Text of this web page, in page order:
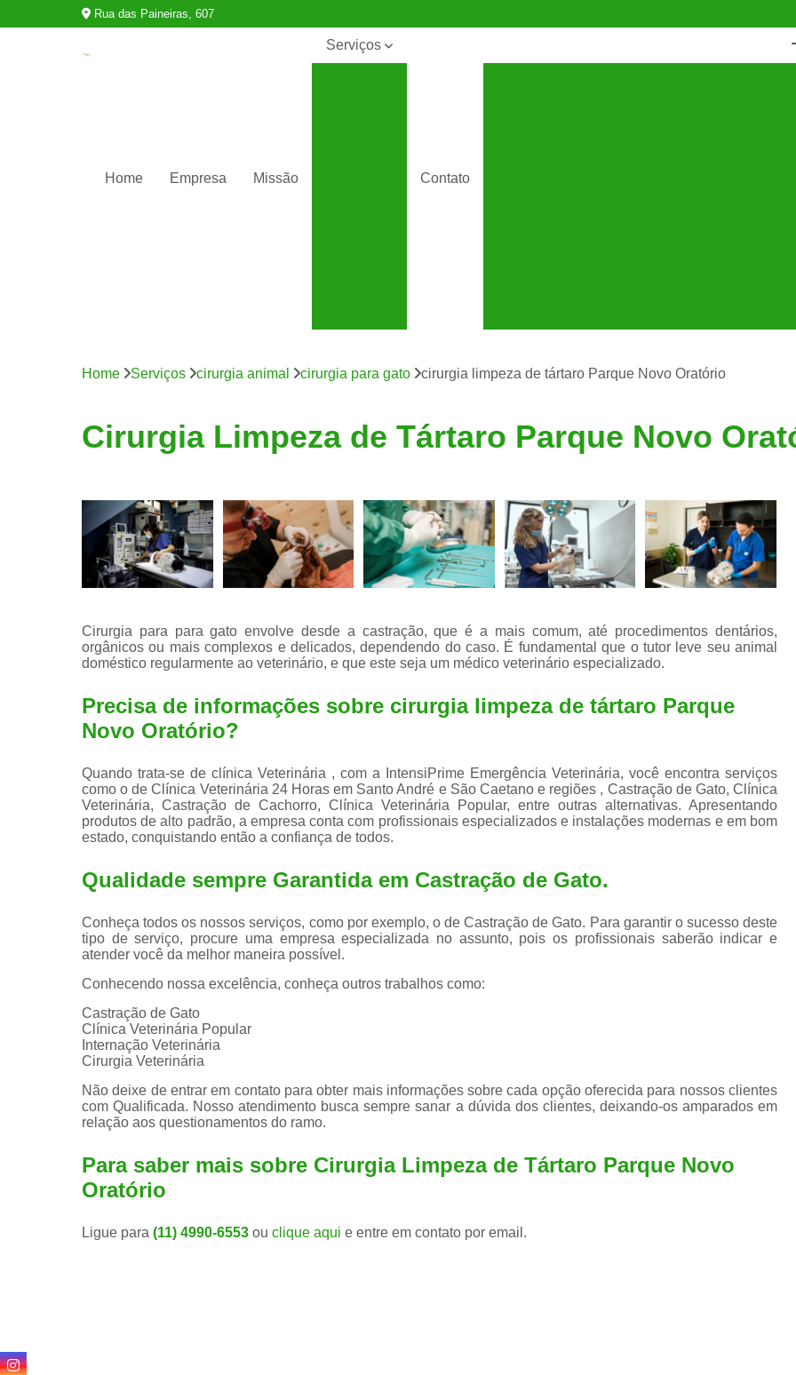
Rua das Paineiras, 607
Home Empresa Missão
Serviços
animais
para
tártaro
Contato
Clínica Veterinária Especializada em Cães
Clínica Veterinária Santo André
Consulta de
Consulta Médica
Consulta Médica Veterinária para
Consulta para
Consulta para Animais Silvestres São
Consulta para Silvestres
Exame de Endoscopia Veterinária
Exame de Raio X para Animais
Exame de Ultrassom para
Exame para Animais Santo André
Internação para Cães e
Limpeza Tártaro Santo André
Limpeza
Home Serviços cirurgia animal cirurgia para gato cirurgia limpeza de tártaro Parque Novo Oratório
Cirurgia Limpeza de Tártaro Parque Novo
Cirurgia para para gato envolve desde a castração, que é a mais comum, até procedimentos dentários,
orgânicos ou mais complexos e delicados, dependendo do caso. É fundamental que o tutor leve seu animal
doméstico regularmente ao veterinário, e que este seja um médico veterinário especializado.
Precisa de informações sobre cirurgia limpeza de tártaro Parque
Novo Oratório?
Quando trata-se de clínica Veterinária , com a IntensiPrime Emergência Veterinária, você encontra serviços
como o de Clínica Veterinária 24 Horas em Santo André e São Caetano e regiões , Castração de Gato, Clínica
Veterinária, Castração de Cachorro, Clínica Veterinária Popular, entre outras alternativas. Apresentando
produtos de alto padrão, a empresa conta com profissionais especializados e instalações modernas e em bom
estado, conquistando então a confiança de todos.
Qualidade sempre Garantida em Castração de Gato.
Conheça todos os nossos serviços, como por exemplo, o de Castração de Gato. Para garantir o sucesso deste
tipo de serviço, procure uma empresa especializada no assunto, pois os profissionais saberão indicar e
atender você da melhor maneira possível.
Conhecendo nossa excelência, conheça outros trabalhos como:
Castração de Gato
Clínica Veterinária Popular
Internação Veterinária
Cirurgia Veterinária
Não deixe de entrar em contato para obter mais informações sobre cada opção oferecida para nossos clientes
com Qualificada. Nosso atendimento busca sempre sanar a dúvida dos clientes, deixando-os amparados em
relação aos questionamentos do ramo.
Para saber mais sobre Cirurgia Limpeza de Tártaro Parque Novo
Oratório
Ligue para (11) 4990-6553 ou clique aqui e entre em contato por email.